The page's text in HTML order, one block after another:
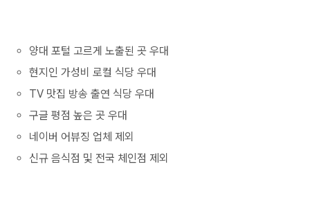
양대 포털 고르게 노출된 곳 우대
현지인 가성비 로컬 식당 우대
TV 맛집 방송 출연 식당 우대
구글 평점 높은 곳 우대
네이버 어뷰징 업체 제외
신규 음식점 및 전국 체인점 제외